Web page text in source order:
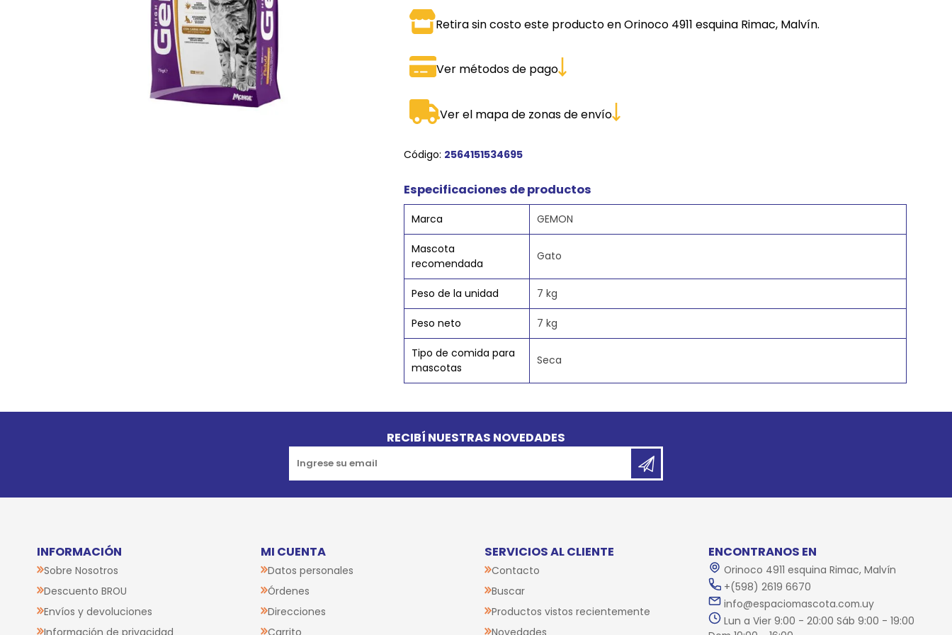
JUGUETES
COMEDEROS Y BEBEDEROS
ROPA
THREE CATS
Retira sin costo este producto en Orinoco 4911 esquina Rimac, Malvín.
Ver métodos de pago
Ver el mapa de zonas de envío
Código: 2564151534695
Especificaciones de productos
Marca GEMON
Mascota
recomendada
Gato
Peso de la unidad 7 kg
Peso neto 7 kg
Tipo de comida para
mascotas
Seca
RECIBÍ NUESTRAS NOVEDADES
INFORMACIÓN
Sobre Nosotros
Descuento BROU
Envíos y devoluciones
MI CUENTA
Datos personales
Órdenes
Direcciones
SERVICIOS AL CLIENTE
Contacto
Buscar
Productos vistos recientemente
ENCONTRANOS EN
Orinoco 4911 esquina Rimac, Malvín
+(598) 2619 6670
info@espaciomascota.com.uy
Lun a Vier 9:00 - 20:00 Sáb 9:00 - 19:00